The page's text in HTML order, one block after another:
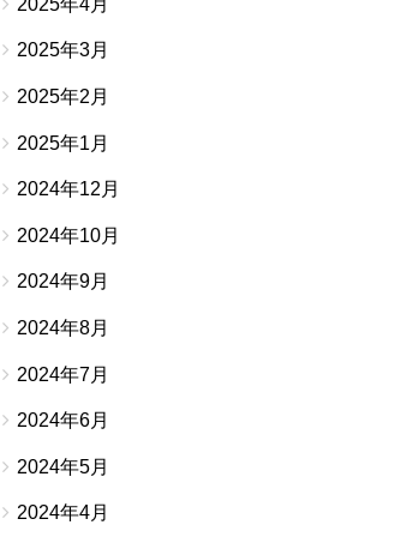
2025年3月
2025年2月
2025年1月
2024年12月
2024年10月
2024年9月
2024年8月
2024年7月
2024年6月
2024年5月
2024年4月